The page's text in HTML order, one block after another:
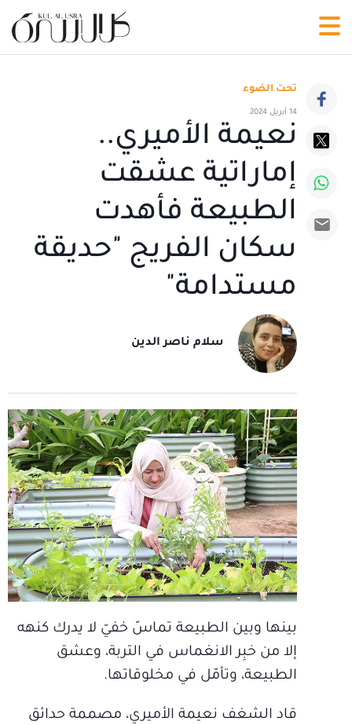
تحت الضوء
14 أبريل 2024
نعيمة الأميري..
إماراتية عشقت
الطبيعة فأهدت
سكان الفريج "حديقة
مستدامة"
سلام ناصر الدين
بينها وبين الطبيعة تماسّ خفيّ لا يدرك كنهه
إلا من خبِر الانغماس في التربة، وعشق
الطبيعة، وتأمّل في مخلوقاتها.
قاد الشغف نعيمة الأميري، مصممة حدائق